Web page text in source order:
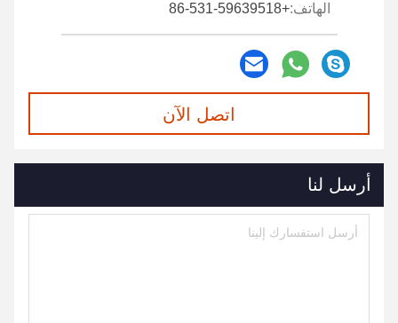
الهاتف:+86-531-59639518
اتصل الآن
أرسل لنا